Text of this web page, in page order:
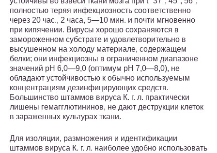
полностью теряя инфекциозность соответственно
через 20 час., 2 часа, 5—10 мин. и почти мгновенно
при кипячении. Вирусы хорошо сохраняются в
замороженном субстрате и удовлетворительно в
высушенном на холоду материале, содержащем
белки; они инфекциозны в ограниченном диапазоне
значений pH 6,0—9,0 (оптимум pH 7,0—8,0), не
обладают устойчивостью к обычно используемым
концентрациям дезинфицирующих средств.
Большинство штаммов вируса К. г. л. практически
лишены гемагглютининов, не дают деструкции клеток
в зараженных культурах ткани.
Для изоляции, размножения и идентификации
штаммов вируса К. г. л. наиболее удобно использовать